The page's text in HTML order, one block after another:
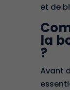
et de
la
?
Avant